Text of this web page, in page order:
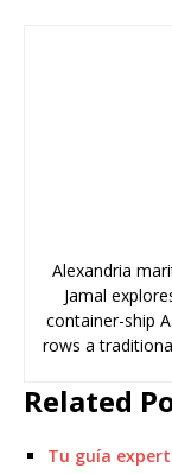
Alexandria
Jamal
container-ship
rows a
Related
Tu guía